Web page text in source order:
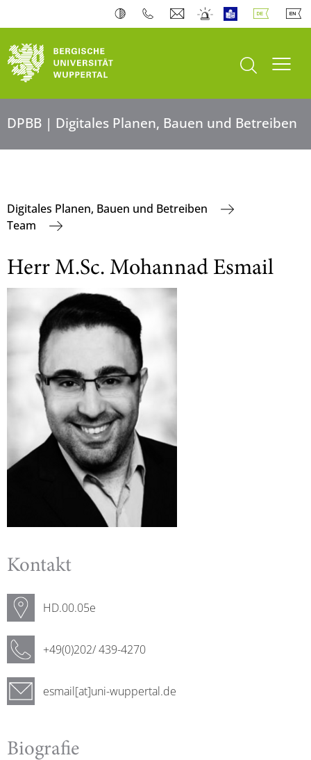
Suche öffnen
DPBB | Digitales Planen, Bauen und Betreiben
Digitales Planen, Bauen und Betreiben
Team
Herr M.Sc. Mohannad Esmail
Kontakt
HD.00.05e
+49(0)202/ 439-4270
esmail[at]uni-wuppertal.de
Biografie